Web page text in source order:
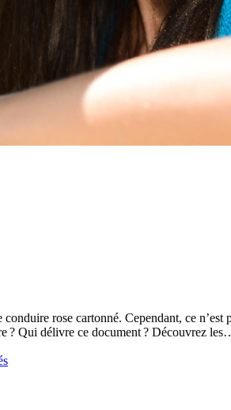
rose cartonné. Cependant, ce
? Qui délivre ce document ? Découvrez